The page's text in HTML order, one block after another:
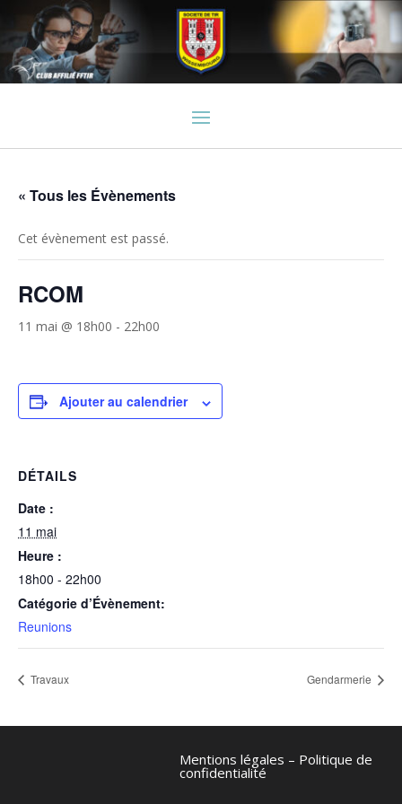
« Tous les Évènements
Cet évènement est passé.
RCOM
11 mai @ 18h00 - 22h00
Ajouter au calendrier
DÉTAILS
Date :
11 mai
Heure :
18h00 - 22h00
Catégorie d’Évènement:
Reunions
Travaux Gendarmerie
Mentions légales – Politique de
confidentialité